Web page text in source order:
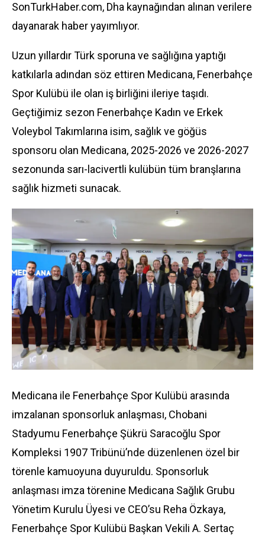
SonTurkHaber.com, Dha kaynağından alınan verilere
dayanarak haber yayımlıyor.
Uzun yıllardır Türk sporuna ve sağlığına yaptığı
katkılarla adından söz ettiren Medicana, Fenerbahçe
Spor Kulübü ile olan iş birliğini ileriye taşıdı.
Geçtiğimiz sezon Fenerbahçe Kadın ve Erkek
Voleybol Takımlarına isim, sağlıkve göğüs
sponsoru olan Medicana, 2025-2026 ve 2026-2027
sezonunda sarı-lacivertli kulübün tüm branşlarına
sağlık hizmeti sunacak.
Medicana ile Fenerbahçe Spor Kulübü arasında
imzalanan sponsorluk anlaşması, Chobani
Stadyumu Fenerbahçe Şükrü Saracoğlu Spor
Kompleksi 1907 Tribünü’nde düzenlenen özel bir
törenle kamuoyuna duyuruldu. Sponsorluk
anlaşması imza törenine Medicana Sağlık Grubu
Yönetim Kurulu Üyesi ve CEO’su Reha Özkaya,
Fenerbahçe Spor Kulübü Başkan Vekili A. Sertaç